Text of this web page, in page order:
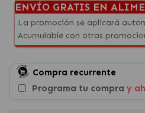
ENVÍO GRATIS EN
La promoción se aplicará
Acumulable con otras
Compra recurrente
Programa tu compra y